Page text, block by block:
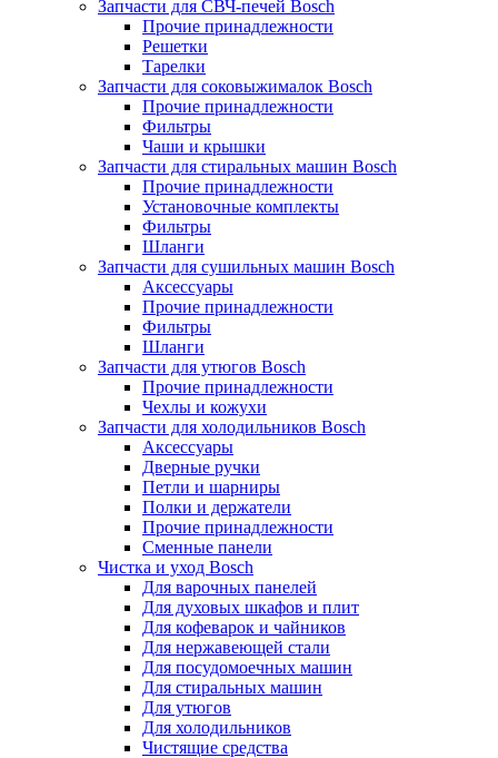
Запчасти для СВЧ-печей Bosch
Прочие принадлежности
Решетки
Тарелки
Запчасти для соковыжималок Bosch
Прочие принадлежности
Фильтры
Чаши и крышки
Запчасти для стиральных машин Bosch
Прочие принадлежности
Установочные комплекты
Фильтры
Шланги
Запчасти для сушильных машин Bosch
Аксессуары
Прочие принадлежности
Фильтры
Шланги
Запчасти для утюгов Bosch
Прочие принадлежности
Чехлы и кожухи
Запчасти для холодильников Bosch
Аксессуары
Дверные ручки
Петли и шарниры
Полки и держатели
Прочие принадлежности
Сменные панели
Чистка и уход Bosch
Для варочных панелей
Для духовых шкафов и плит
Для кофеварок и чайников
Для нержавеющей стали
Для посудомоечных машин
Для стиральных машин
Для утюгов
Для холодильников
Чистящие средства